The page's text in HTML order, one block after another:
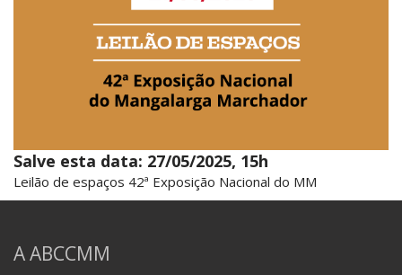
Salve esta data: 27/05/2025, 15h
Leilão de espaços 42ª Exposição Nacional do MM
A ABCCMM